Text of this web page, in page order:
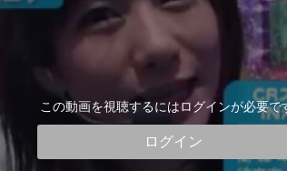
この動画を視聴するにはログインが必要で
ログイン